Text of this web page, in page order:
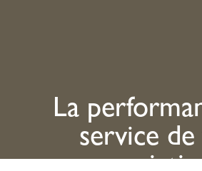
La
service de